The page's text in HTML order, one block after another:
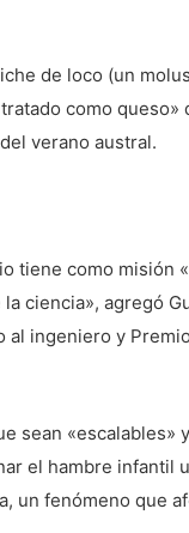
de loco (un
como queso»
verano austral.
tiene como misión
ciencia», agregó
al ingeniero y
sean «escalables»
el hambre infantil u
un fenómeno que